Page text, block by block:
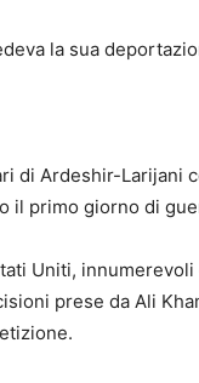
la sua
di Ardeshir-Larijani
il primo giorno di
Uniti,
prese da Ali